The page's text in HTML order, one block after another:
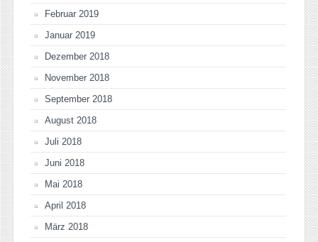
Februar 2019
Januar 2019
Dezember 2018
November 2018
September 2018
August 2018
Juli 2018
Juni 2018
Mai 2018
April 2018
März 2018